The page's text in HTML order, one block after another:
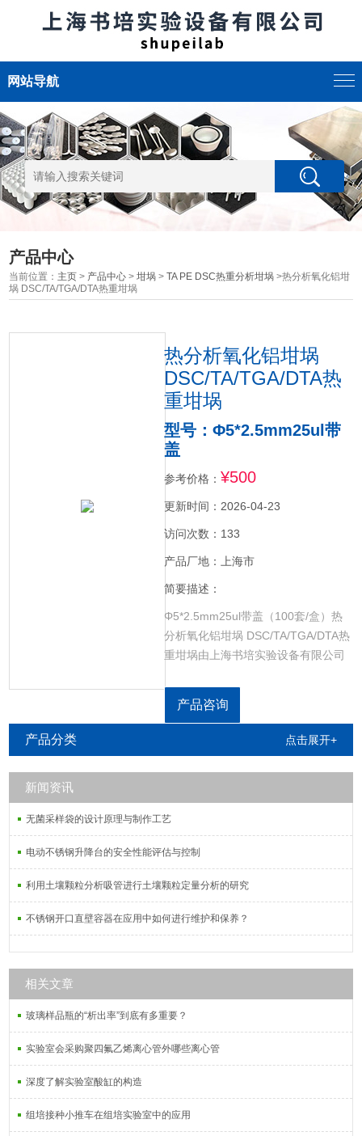
网站导航
产品中心
当前位置： 主页 > 产品中心 >坩埚 >TA PE DSC热重分析坩埚 >热分析氧化铝坩
埚 DSC/TA/TGA/DTA热重坩埚
热分析氧化铝坩埚
DSC/TA/TGA/DTA热
重坩埚
型号：Φ5*2.5mm25ul带
盖
参考价格： ¥500
更新时间：2026-04-23
访问次数：133
产品厂地：上海市
简要描述：
Φ5*2.5mm25ul带盖（100套/盒）热
分析氧化铝坩埚 DSC/TA/TGA/DTA热
重坩埚由上海书培实验设备有限公司
Linseis、美国PE、美国TA、德国
Netzsch、瑞士Mettler、法国塞塔拉
姆Setaram、日本岛津Shimadzu、日
鲁克AXS等公司生产的热分析仪器。
产品咨询
产品分类 点击展开+
新闻资讯
无菌采样袋的设计原理与制作工艺
电动不锈钢升降台的安全性能评估与控制
利用土壤颗粒分析吸管进行土壤颗粒定量分析的研究
不锈钢开口直壁容器在应用中如何进行维护和保养？
相关文章
玻璃样品瓶的“析出率”到底有多重要？
实验室会采购聚四氟乙烯离心管外哪些离心管
深度了解实验室酸缸的构造
组培接种小推车在组培实验室中的应用